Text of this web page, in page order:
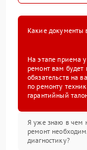
Какие документы
На этапе приема
ремонт вам будет
обязательств на
по ремонту
гарантийный
Я уже знаю в чем
ремонт
диагностику?